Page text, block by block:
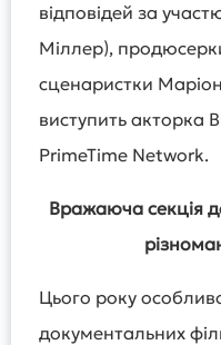
відповідей за
Міллер),
сценаристки
виступить акторка
PrimeTime Network.
Вражаюча секція
Цього року
документальних